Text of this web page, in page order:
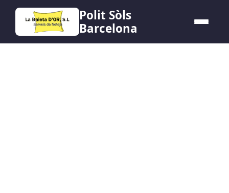
Polit Sòls
Barcelona